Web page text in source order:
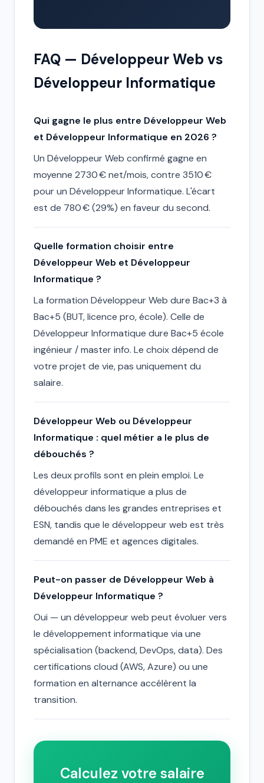
FAQ — Développeur Web vs
Développeur Informatique
Qui gagne le plus entre Développeur Web
et Développeur Informatique en 2026 ?
Un Développeur Web confirmé gagne en
moyenne 2730 € net/mois, contre 3510 €
pour un Développeur Informatique. L'écart
est de 780 € (29%) en faveur du second.
Quelle formation choisir entre
Développeur Web et Développeur
Informatique ?
La formation Développeur Web dure Bac+3 à
Bac+5 (BUT, licence pro, école). Celle de
Développeur Informatique dure Bac+5 école
ingénieur / master info. Le choix dépend de
votre projet de vie, pas uniquement du
salaire.
Développeur Web ou Développeur
Informatique : quel métier a le plus de
débouchés ?
Les deux profils sont en plein emploi. Le
développeur informatique a plus de
débouchés dans les grandes entreprises et
ESN, tandis que le développeur web est très
demandé en PME et agences digitales.
Peut-on passer de Développeur Web à
Développeur Informatique ?
Oui — un développeur web peut évoluer vers
le développement informatique via une
spécialisation (backend, DevOps, data). Des
certifications cloud (AWS, Azure) ou une
formation en alternance accélèrent la
transition.
Calculez votre salaire